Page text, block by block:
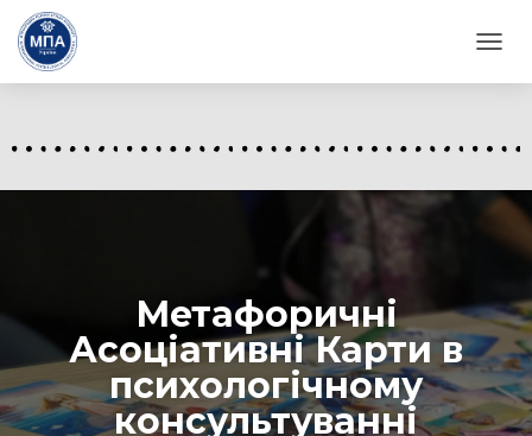
Е
М
Н
А
І
Г
А
Ц
Метафоричні
Асоціативні Карти в
психологічному
консультуванні